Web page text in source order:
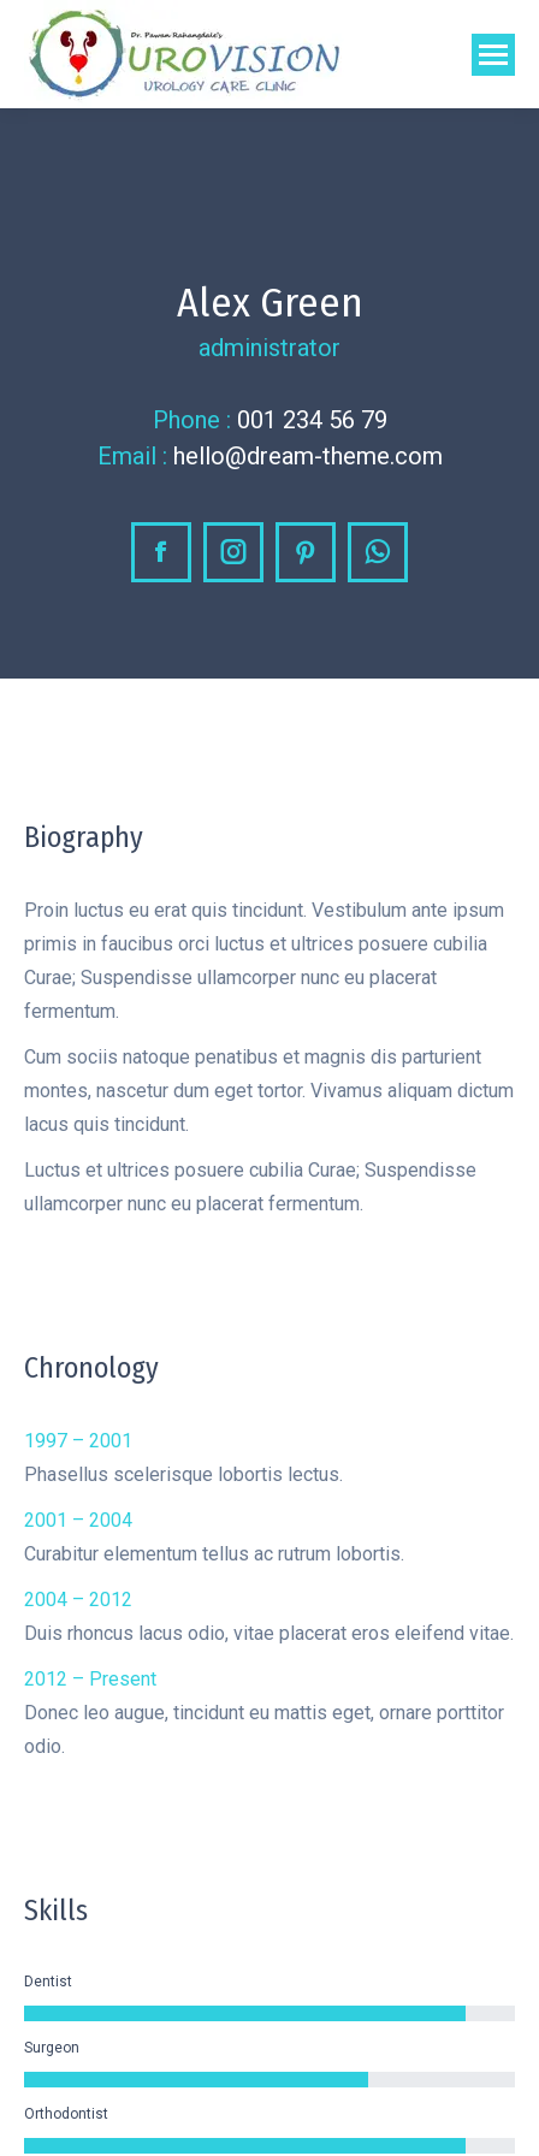
Alex Green
administrator
Phone : 001 234 56 79
Email : hello@dream-theme.com
FacebookInstagramPinterestWhatsapp
Biography
Proin luctus eu erat quis tincidunt. Vestibulum ante ipsum
primis in faucibus orci luctus et ultrices posuere cubilia
Curae; Suspendisse ullamcorper nunc eu placerat
fermentum.
Cum sociis natoque penatibus et magnis dis parturient
montes, nascetur dum eget tortor. Vivamus aliquam dictum
lacus quis tincidunt.
Luctus et ultrices posuere cubilia Curae; Suspendisse
ullamcorper nunc eu placerat fermentum.
Chronology
1997 – 2001
Phasellus scelerisque lobortis lectus.
2001 – 2004
Curabitur elementum tellus ac rutrum lobortis.
2004 – 2012
Duis rhoncus lacus odio, vitae placerat eros eleifend vitae.
2012 – Present
Donec leo augue, tincidunt eu mattis eget, ornare porttitor
odio.
Skills
Dentist
Surgeon
Orthodontist